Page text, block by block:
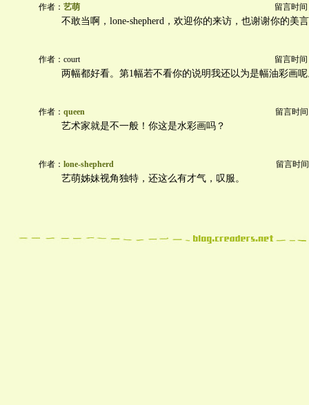
作者： 艺萌 留言时间
不敢当啊，lone-shepherd，欢迎你的来访，也谢谢你的美
作者：court 留言时间
两幅都好看。第1幅若不看你的说明我还以为是幅油彩画
作者： queen 留言时间
艺术家就是不一般！你这是水彩画吗？
作者： lone-shepherd 留言时
艺萌姊妹视角独特，还这么有才气，叹服。